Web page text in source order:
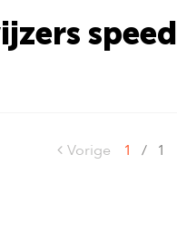
speed
Vorige 1 / 1